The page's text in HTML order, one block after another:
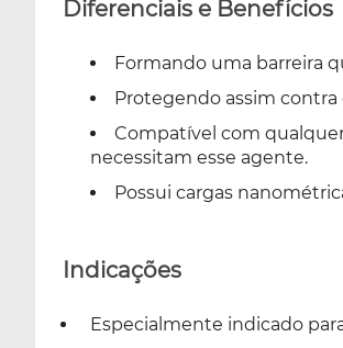
Diferenciais e Benefícios
Formando uma barreira
Protegendo assim contra
Compatível com
necessitam esse agente.
Possui cargas
Indicações
Especialmente indicado